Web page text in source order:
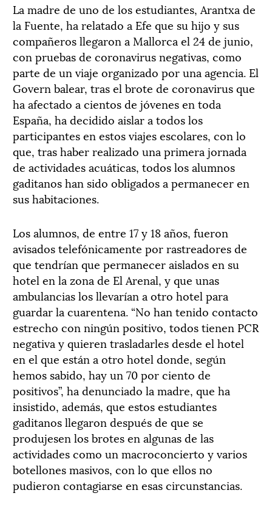
La madre de uno de los estudiantes, Arantxa de
la Fuente, ha relatado a Efe que su hijo y sus
compañeros llegaron a Mallorca el 24 de junio,
con pruebas de coronavirus negativas, como
parte de un viaje organizado por una agencia. El
Govern balear, tras el brote de coronavirus que
ha afectado a cientos de jóvenes en toda
España, ha decidido aislar a todos los
participantes en estos viajes escolares, con lo
que, tras haber realizado una primera jornada
de actividades acuáticas, todos los alumnos
gaditanos han sido obligados a permanecer en
sus habitaciones.
Los alumnos, de entre 17 y 18 años, fueron
avisados telefónicamente por rastreadores de
que tendrían que permanecer aislados en su
hotel en la zona de El Arenal, y que unas
ambulancias los llevarían a otro hotel para
guardar la cuarentena. “No han tenido contacto
estrecho con ningún positivo, todos tienen PCR
negativa y quieren trasladarles desde el hotel
en el que están a otro hotel donde, según
hemos sabido, hay un 70 por ciento de
positivos”, ha denunciado la madre, que ha
insistido, además, que estos estudiantes
gaditanos llegaron después de que se
produjesen los brotes en algunas de las
actividades como un macroconcierto y varios
botellones masivos, con lo que ellos no
pudieron contagiarse en esas circunstancias.